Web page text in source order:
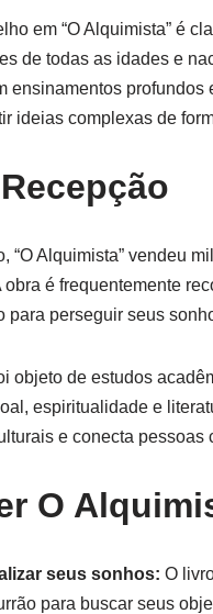
em “O Alquimista” é
de todas as idades e
ensinamentos
ideias complexas de
“O Alquimista” vendeu
é frequentemente
para perseguir seus
objeto de estudos
espiritualidade e
e conecta
O
seus sonhos: O
para buscar seus